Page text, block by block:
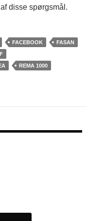
disse spørgsmål.
FACEBOOK
FASAN
REMA 1000